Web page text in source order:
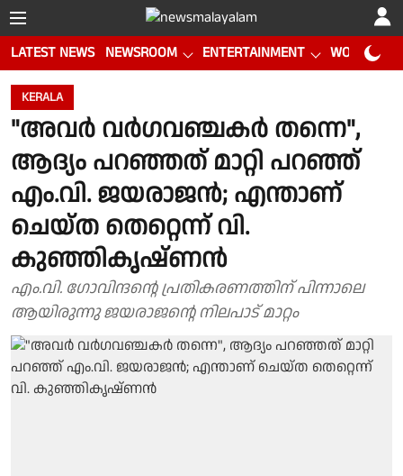
LATEST NEWS NEWSROOM ENTERTAINMENT WORLD CUP
KERALA
"അവർ വർഗവഞ്ചകർ തന്നെ",
ആദ്യം പറഞ്ഞത് മാറ്റി പറഞ്ഞ്
എം.വി. ജയരാജൻ; എന്താണ്
ചെയ്ത തെറ്റെന്ന് വി.
കുഞ്ഞികൃഷ്ണൻ
എം.വി. ​ഗോവിന്ദൻ്റെ പ്രതികരണത്തിന് പിന്നാലെ
ആയിരുന്നു ജയരാജന്റെ നിലപാട് മാറ്റം